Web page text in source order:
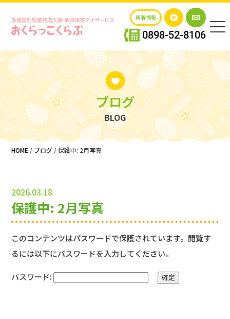
新着情報
0898-52-8106
ブログ
BLOG
HOME / ブログ /保護中: 2月写真
2026.03.18
保護中: 2月写真
このコンテンツはパスワードで保護されています。閲覧す
るには以下にパスワードを入力してください。
パスワード: